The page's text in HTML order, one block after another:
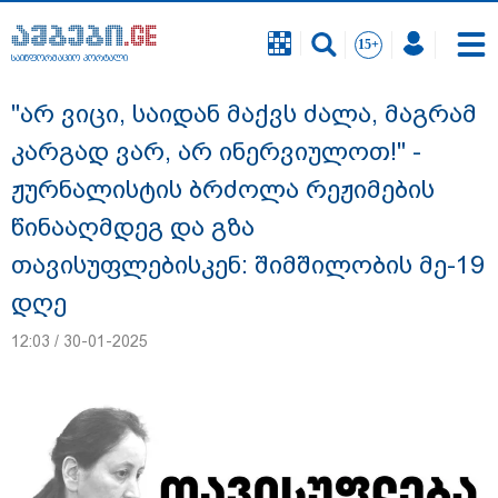
საინფორმაციო პორტალი
წვიმა" - გარემოს ეროვნული სააგენტოს
გაფრთხილება: რომელ რეგიონებში უნდა
ველოდოთ ელჭექს, სეტყვასა და ქარის
საინფორმაციო პორტალი
"არ ვიცი, საიდან მაქვს ძალა, მაგრამ
კარგად ვარ, არ ინერვიულოთ!" -
ჟურნალისტის ბრძოლა რეჟიმების
წინააღმდეგ და გზა
თავისუფლებისკენ: შიმშილობის მე-19
დღე
12:03 / 30-01-2025